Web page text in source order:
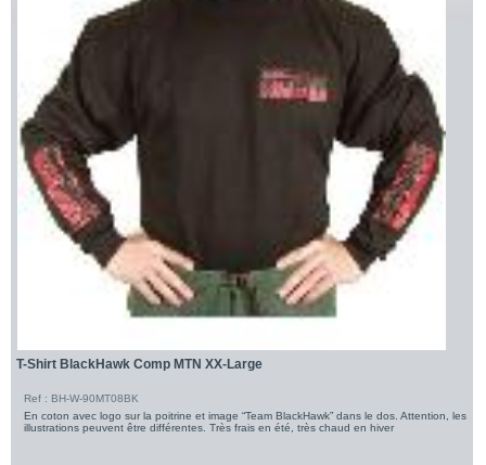
T-Shirt BlackHawk Comp MTN XX-Large
Ref : BH-W-90MT08BK
En coton avec logo sur la poitrine et image “Team BlackHawk” dans le dos. Attention, les
illustrations peuvent être différentes. Très frais en été, très chaud en hiver